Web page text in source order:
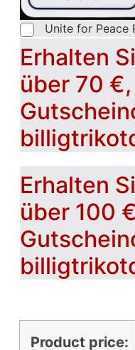
Unite for Peace
Erhalten
über 70 €,
Erhalten
über 100
Product price: